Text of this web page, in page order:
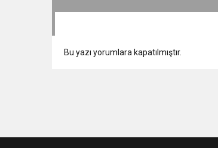
Bu yazı yorumlara kapatılmıştır.